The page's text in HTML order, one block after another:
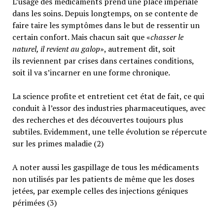
dans les soins. Depuis longtemps, on se contente de
faire taire les symptômes dans le but de ressentir un
certain confort. Mais chacun sait que «chasser le
naturel, il revient au galop», autrement dit, soit
ils reviennent par crises dans certaines conditions,
soit il va s’incarner en une forme chronique.
La science profite et entretient cet état de fait, ce qui
conduit à l’essor des industries pharmaceutiques, avec
des recherches et des découvertes toujours plus
subtiles. Evidemment, une telle évolution se répercute
sur les primes maladie (2)
A noter aussi les gaspillage de tous les médicaments
non utilisés par les patients de même que les doses
jetées, par exemple celles des injections géniques
périmées (3)